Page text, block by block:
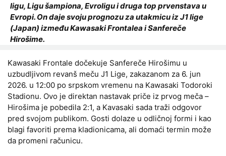
ligu, Ligu šampiona, Evroligu i druga top prvenstava u
Evropi. On daje svoju prognozu za utakmicu iz J1 lige
(Japan) između Kawasaki Frontalea i Sanfereče
Hirošime.
Kawasaki Frontale dočekuje Sanfereče Hirošimu u
uzbudljivom revanš meču J1 Lige, zakazanom za 6. jun
2026. u 12:00 po srpskom vremenu na Kawasaki Todoroki
Stadionu. Ovo je direktan nastavak priče iz prvog meča –
Hirošima je pobedila 2:1, a Kavasaki sada traži odgovor
pred svojom publikom. Gosti dolaze u odličnoj formi i kao
blagi favoriti prema kladionicama, ali domaći termin može
da promeni računicu.